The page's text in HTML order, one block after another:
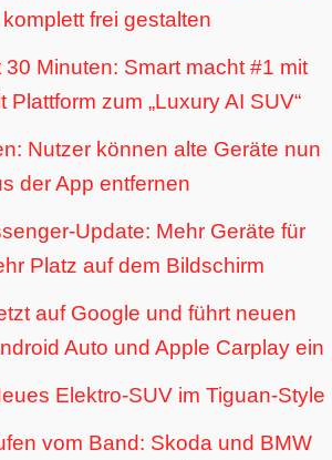
frei gestalten
30 Minuten: Smart macht #1 mit
Plattform zum „Luxury AI SUV“
Nutzer können alte Geräte nun
der App entfernen
Update: Mehr Geräte für
Platz auf dem Bildschirm
auf Google und führt neuen
Auto und Apple Carplay ein
Elektro-SUV im Tiguan-Style
vom Band: Skoda und BMW